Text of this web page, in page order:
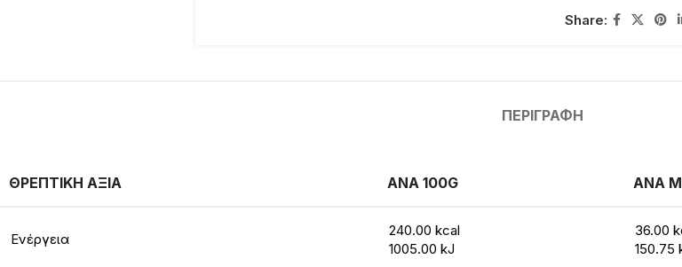
Share:
ΠΕΡΙΓΡΑΦΉ
ΘΡΕΠΤΙΚΗ ΑΞΙΑ ΑΝΑ 100G ΑΝΑ
Ενέργεια
240.00 kcal
1005.00 kJ
36.00
150.75